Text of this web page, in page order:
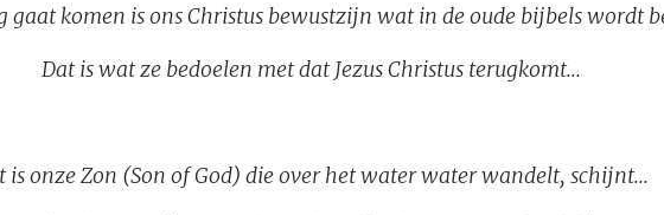
gaat komen is ons Christus bewustzijn wat in de oude bijbels wordt
Dat is wat ze bedoelen met dat Jezus Christus terugkomt...
is onze Zon (Son of God) die over het water water wandelt, schijnt...